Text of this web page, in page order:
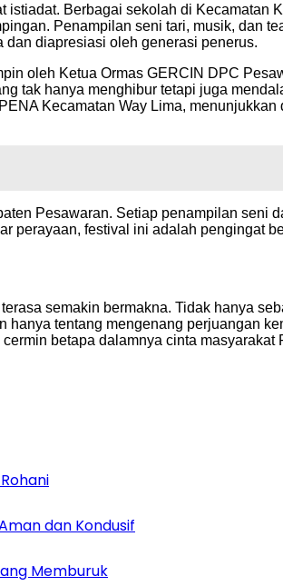
Berbagai sekolah di Kecamatan
Penampilan seni tari, musik, dan
diapresiasi oleh generasi penerus.
oleh Ketua Ormas GERCIN DPC
tak hanya menghibur tetapi juga
Kecamatan Way Lima,
Pesawaran. Setiap penampilan seni
perayaan, festival ini adalah pengingat
semakin bermakna. Tidak hanya
tentang mengenang perjuangan
betapa dalamnya cinta masyarakat
dan Kondusif
Memburuk